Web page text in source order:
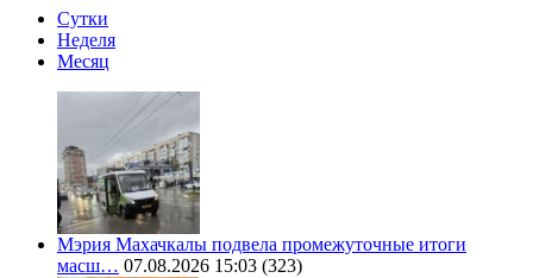
Сутки
Неделя
Месяц
Мэрия Махачкалы подвела промежуточные итоги
масш… 07.08.2026 15:03 (323)